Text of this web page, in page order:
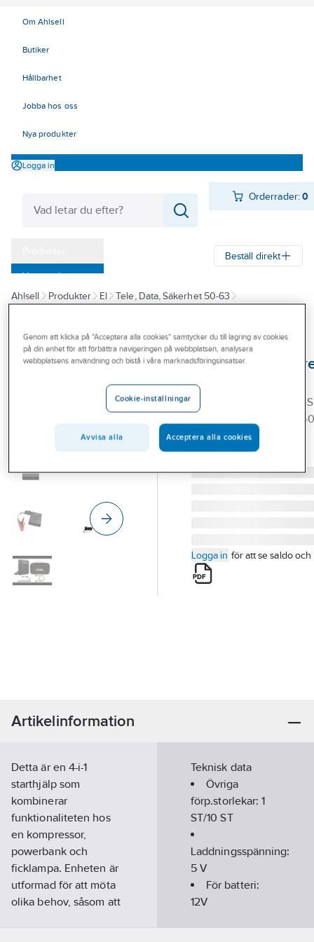
Om Ahlsell
Butiker
Hållbarhet
Jobba hos oss
Nya produkter
Logga in
Orderrader:0
Varumärken
Kampanjer
Branscher
Beställ direkt
Ahlsell Produkter El
Tele, Data, Säkerhet 50-63
IRONSIDE
Starthjälp/
Ironside
STARTHJÄLP/
IRONSIDE 8000MAH
103723 / 103373
Artikelnummer:
Logga in för att se saldo och
Artikelinformation
Detta är en 4-i-1
starthjälp som
kombinerar
funktionaliteten hos
en kompressor,
powerbank och
ficklampa. Enheten är
utformad för att möta
olika behov, såsom att
Teknisk data
Övriga
förp.storlekar:1
ST/10 ST
Laddningsspänning:
5 V
För batteri:
12V
Genom att klicka på "Acceptera alla cookies" samtycker du till lagring av cookies
på din enhet för att förbättra navigeringen på webbplatsen, analysera
webbplatsens användning och bistå i våra marknadsföringsinsatser.
Cookie-inställningar
Avvisa alla Acceptera alla cookies